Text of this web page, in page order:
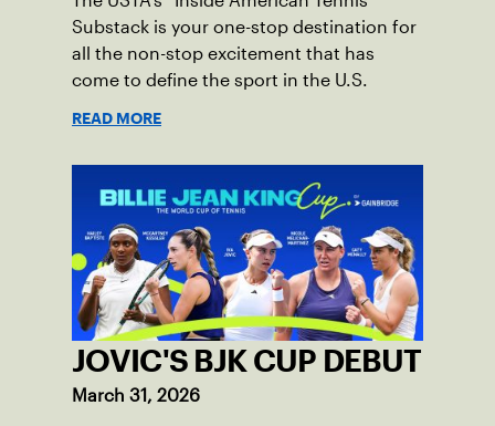
Substack is your one-stop destination for
all the non-stop excitement that has
come to define the sport in the U.S.
READ MORE
JOVIC'S BJK CUP DEBUT
March 31, 2026